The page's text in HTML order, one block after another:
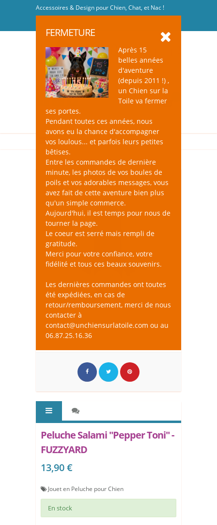
Accessoires & Design pour Chien, Chat, et Nac !
FERMETURE
Après 15
belles années
d'aventure
(depuis 2011 !) ,
un Chien sur la
Toile va fermer
ses portes.
Pendant toutes ces années, nous
avons eu la chance d'accompagner
vos loulous... et parfois leurs petites
bêtises.
Entre les commandes de dernière
minute, les photos de vos boules de
poils et vos adorables messages, vous
avez fait de cette aventure bien plus
qu'un simple commerce.
Aujourd'hui, il est temps pour nous de
tourner la page.
Le coeur est serré mais rempli de
gratitude.
Merci pour votre confiance, votre
fidélité et tous ces beaux souvenirs.
Les dernières commandes ont toutes
été expédiées, en cas de
retour/remboursement, merci de nous
contacter à
contact@unchiensurlatoile.com ou au
06.87.25.16.36
Peluche Salami "Pepper Toni" -
FUZZYARD
13,90 €
Jouet en Peluche pour Chien
En stock